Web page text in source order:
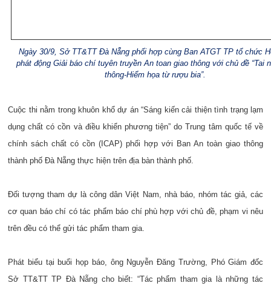
Ngày 30/9, Sở TT&TT Đà Nẵng phối hợp cùng Ban ATGT TP tổ chức
phát động Giải báo chí tuyên truyền An toan giao thông với chủ đề “Tai
thông-Hiểm họa từ rượu bia”.
Cuộc thi nằm trong khuôn khổ dự án “Sáng kiến cải thiện tình trạng lạm
dụng chất có cồn và điều khiển phương tiện” do Trung tâm quốc tế về
chính sách chất có cồn (ICAP) phối hợp với Ban An toàn giao thông
thành phố Đà Nẵng thực hiện trên địa bàn thành phố.
Đối tượng tham dự là công dân Việt Nam, nhà báo, nhóm tác giả, các
cơ quan báo chí có tác phẩm báo chí phù hợp với chủ đề, phạm vi nêu
trên đều có thể gửi tác phẩm tham gia.
Phát biểu tại buổi họp báo, ông Nguyễn Đăng Trường, Phó Giám đốc
Sở TT&TT TP Đà Nẵng cho biết: “Tác phẩm tham gia là những tác